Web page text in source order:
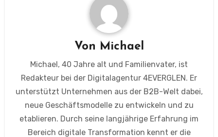
Von Michael
Michael, 40 Jahre alt und Familienvater, ist
Redakteur bei der Digitalagentur 4EVERGLEN. Er
unterstützt Unternehmen aus der B2B-Welt dabei,
neue Geschäftsmodelle zu entwickeln und zu
etablieren. Durch seine langjährige Erfahrung im
Bereich digitale Transformation kennt er die